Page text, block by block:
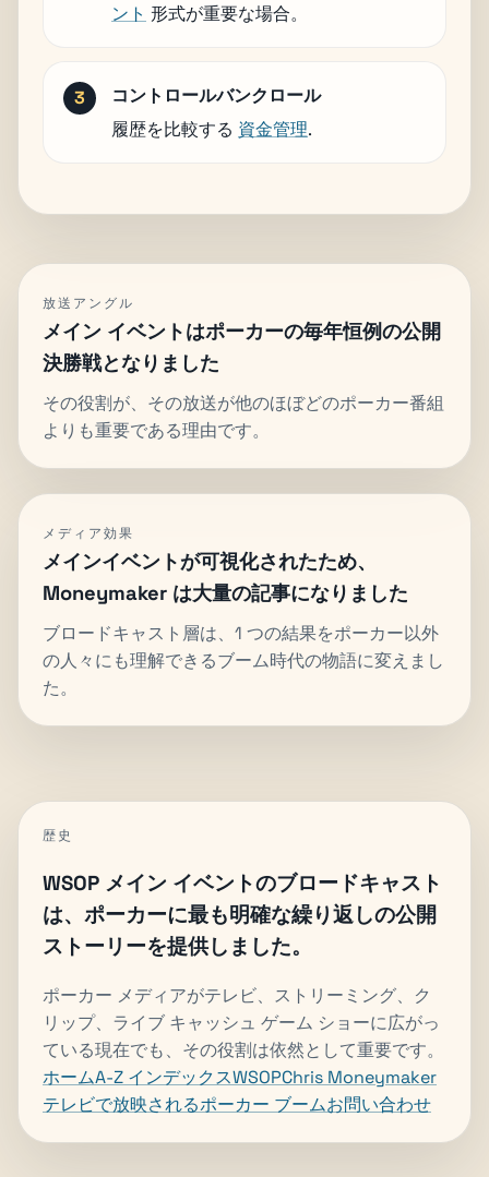
ント 形式が重要な場合。
コントロールバンクロール
履歴を比較する 資金管理.
放送アングル
メイン イベントはポーカーの毎年恒例の公開
決勝戦となりました
その役割が、その放送が他のほぼどのポーカー番組
よりも重要である理由です。
メディア効果
メインイベントが可視化されたため、
Moneymaker は大量の記事になりました
ブロードキャスト層は、1 つの結果をポーカー以外
の人々にも理解できるブーム時代の物語に変えまし
た。
歴史
WSOP メイン イベントのブロードキャスト
は、ポーカーに最も明確な繰り返しの公開
ストーリーを提供しました。
ポーカー メディアがテレビ、ストリーミング、ク
リップ、ライブ キャッシュ ゲーム ショーに広がっ
ている現在でも、その役割は依然として重要です。
ホームA-Z インデックスWSOPChris Moneymaker
テレビで放映されるポーカー ブームお問い合わせ